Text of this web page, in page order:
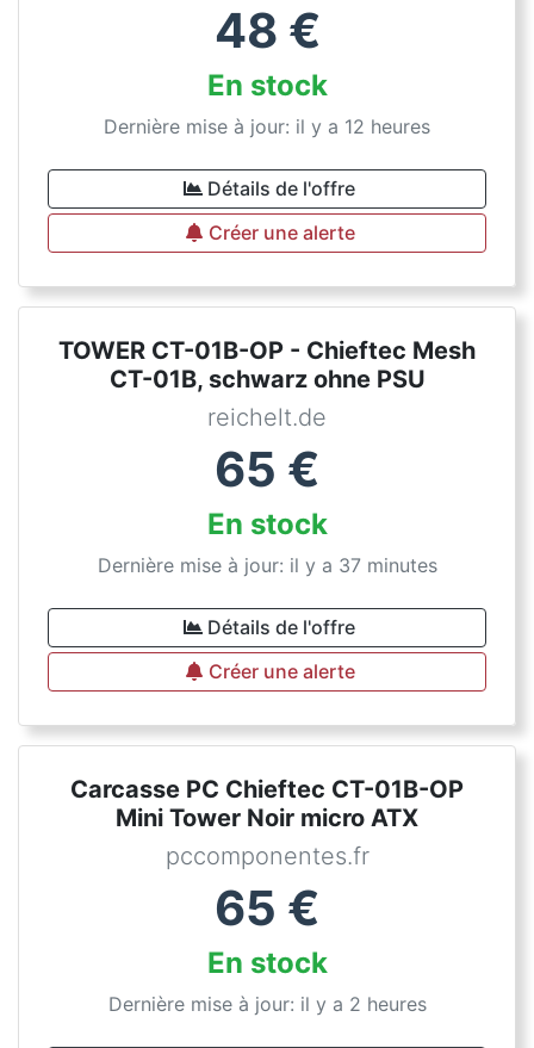
48 €
En stock
Dernière mise à jour: il y a 12 heures
Détails de l'offre
Créer une alerte
TOWER CT-01B-OP - Chieftec Mesh
CT-01B, schwarz ohne PSU
reichelt.de
65 €
En stock
Dernière mise à jour: il y a 37 minutes
Détails de l'offre
Créer une alerte
Carcasse PC Chieftec CT-01B-OP
Mini Tower Noir micro ATX
pccomponentes.fr
65 €
En stock
Dernière mise à jour: il y a 2 heures